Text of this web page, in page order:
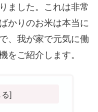
ました。これは非常
かりのお米は本当に
、我が家で元気に働
をご紹介します。